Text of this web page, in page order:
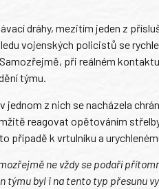
dráhy, mezitím jeden z
vojenských policistů se
při reálném
týmu.
z nich se nacházela
reagovat opětováním
případě k vrtulníku a
ne vždy se podaří
týmu byl i na tento typ přesunu